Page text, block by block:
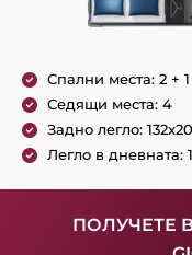
Спални места: 2 + 1
Седящи места: 4
Задно легло:
Легло в дневната:
ПОЛУЧЕТЕ